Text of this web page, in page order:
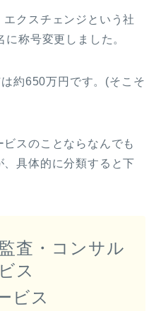
クスチェンジという社
称号変更しました。
約650万円です。(そこそ
スのことならなんでも
具体的に分類すると下
査・コンサル
ス
ビス